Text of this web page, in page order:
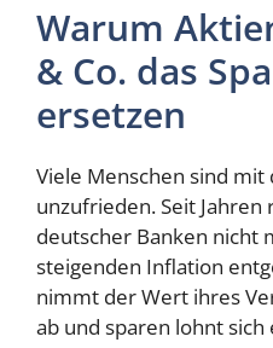
Warum
& Co. das
ersetzen
Viele Menschen sind mit
unzufrieden. Seit Jahren
deutscher Banken nicht
steigenden Inflation
nimmt der Wert ihres
ab und sparen lohnt